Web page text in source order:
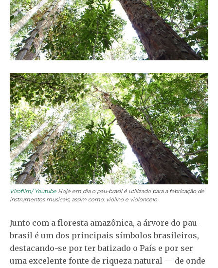
Virofilm/ Youtube Hoje em dia o pau-brasil é utilizado para a fabricação de
instrumentos musicais, assim como: violino e violoncelo.
Junto com a floresta amazônica, a árvore do pau-
brasil é um dos principais símbolos brasileiros,
destacando-se por ter batizado o País e por ser
uma excelente fonte de riqueza natural — de onde